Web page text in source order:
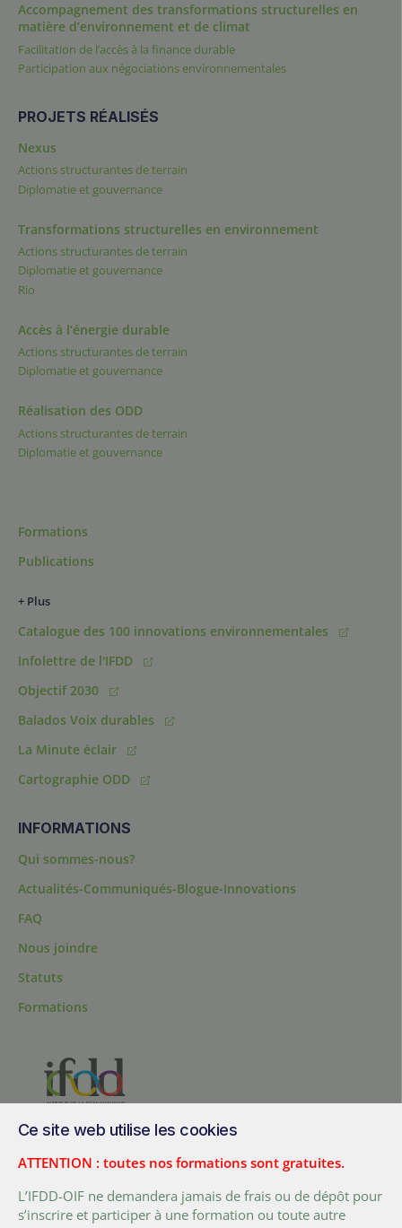
Accompagnement des transformations structurelles en
matière d’environnement et de climat
Facilitation de l’accès à la finance durable
Participation aux négociations environnementales
PROJETS RÉALISÉS
Nexus
Actions structurantes de terrain
Diplomatie et gouvernance
Transformations structurelles en environnement
Actions structurantes de terrain
Diplomatie et gouvernance
Rio
Accès à l’énergie durable
Actions structurantes de terrain
Diplomatie et gouvernance
Réalisation des ODD
Actions structurantes de terrain
Diplomatie et gouvernance
Formations
Publications
+ Plus
Catalogue des 100 innovations environnementales
Infolettre de l'IFDD
Objectif 2030
Balados Voix durables
La Minute éclair
Cartographie ODD
INFORMATIONS
Qui sommes-nous?
Actualités-Communiqués-Blogue-Innovations
FAQ
Nous joindre
Statuts
Formations
Canada
Tél. :+ (1) 418 692 5727
Fax :+ (1) 418 692 5644
Ce site web utilise les cookies
ATTENTION : toutes nos formations sont gratuites.
L’IFDD-OIF ne demandera jamais de frais ou de dépôt pour
s’inscrire et participer à une formation ou toute autre